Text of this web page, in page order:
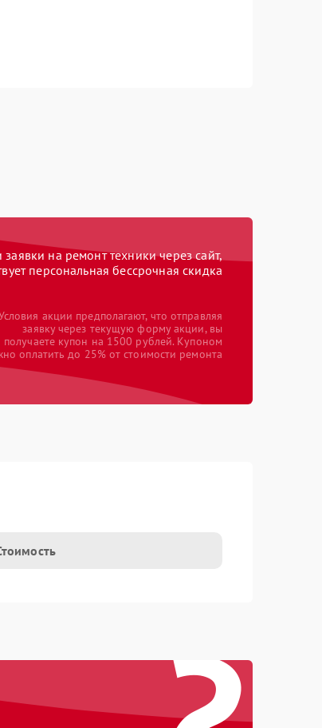
на ремонт техники через сайт,
персональная бессрочная скидка
акции предполагают, что отправляя
заявку через текущую форму акции, вы
получаете купон на 1500 рублей. Купоном
оплатить до 25% от стоимости ремонта